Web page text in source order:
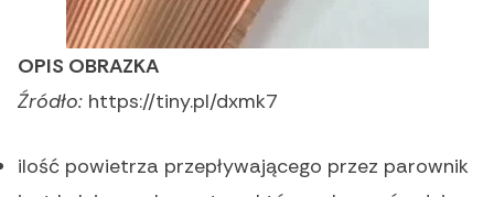
OPIS OBRAZKA
Źródło: https://tiny.pl/dxmk7
ilość powietrza przepływającego przez parownik